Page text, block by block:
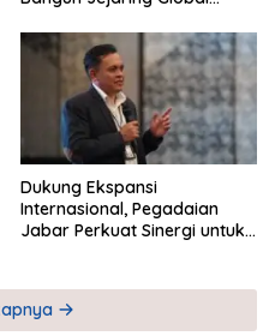
Dukung Ekspansi
Internasional, Pegadaian
Jabar Perkuat Sinergi untuk